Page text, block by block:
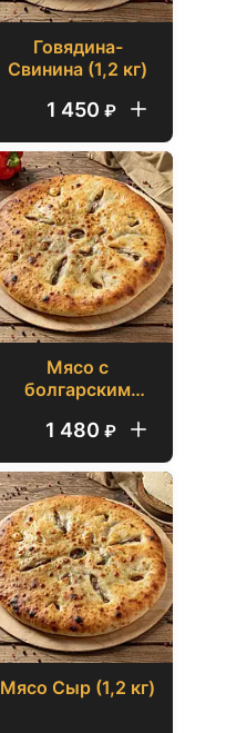
Говядина-
Свинина (1,2 кг)
1 450 ₽
Мясо с
болгарским
1 480 ₽
Мясо Сыр (1,2 кг)